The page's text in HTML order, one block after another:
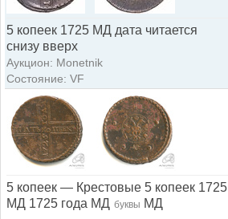
5 копеек 1725 МД дата читается
снизу вверх
Аукцион: Monetnik
Состояние: VF
5 копеек — Крестовые 5 копеек 1725
МД 1725 года МД буквы МД